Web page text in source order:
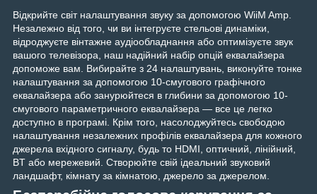
Відкрийте світ налаштування звуку за допомогою WiiM Amp.
Незалежно від того, чи ви інтегруєте стельові динаміки,
відроджуєте вінтажне аудіообладнання або оптимізуєте звук
вашого телевізора, наш надійний набір опцій еквалайзера
допоможе вам. Вибирайте з 24 налаштувань, виконуйте тонке
налаштування за допомогою 10-смугового графічного
еквалайзера або занурюйтеся в глибини за допомогою 10-
смугового параметричного еквалайзера — все це легко
доступно в програмі. Крім того, насолоджуйтесь свободою
налаштування незалежних профілів еквалайзера для кожного
джерела вхідного сигналу, будь то HDMI, оптичний, лінійний,
BT або мережевий. Створюйте свій ідеальний звуковий
ландшафт, кімнату за кімнатою, джерело за джерелом.